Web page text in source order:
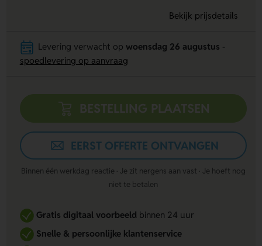
Bekijk prijsdetails
Levering verwacht op woensdag 26 augustus
spoedlevering op aanvraag
BESTELLING PLAATSEN
EERST OFFERTE ONTVANGEN
Binnen één werkdag reactie · Je zit nergens aan vast · Je hoeft nog
niet te betalen
Gratis digitaal voorbeeldbinnen 24 uur
Snelle & persoonlijke klantenservice